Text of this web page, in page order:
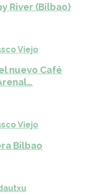
River (Bilbao)
Viejo
nuevo Café
Viejo
Bilbao